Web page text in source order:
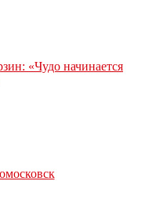
«Чудо начинается